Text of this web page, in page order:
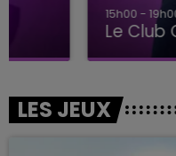
Le Club
LES JEUX